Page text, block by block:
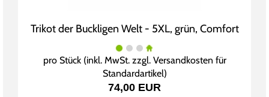
Trikot der Buckligen Welt - 5XL, grün, Comfort
pro Stück (inkl. MwSt. zzgl. Versandkosten für
Standardartikel)
74,00 EUR